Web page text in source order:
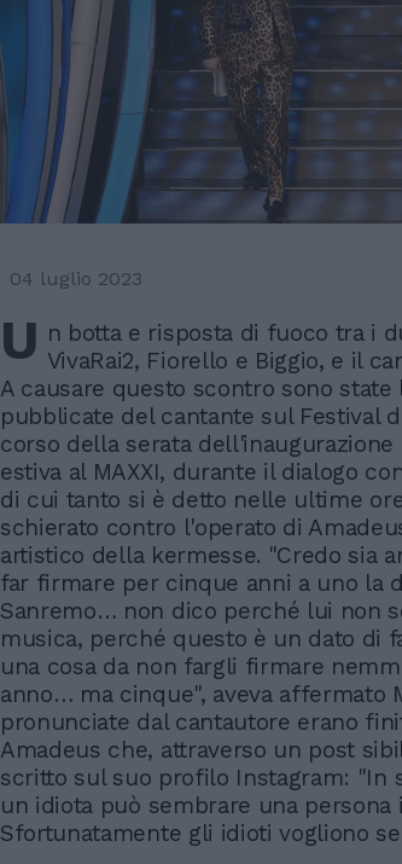
04 luglio 2023
U n botta e risposta di fuoco tra i
VivaRai2, Fiorello e Biggio, e il
A causare questo scontro sono state
pubblicate del cantante sul Festival
corso della serata dell'inaugurazione
estiva al MAXXI, durante il dialogo
di cui tanto si è detto nelle ultime
schierato contro l'operato di
artistico della kermesse. "Credo sia
far firmare per cinque anni a uno la
Sanremo… non dico perché lui non
musica, perché questo è un dato di
una cosa da non fargli firmare
anno… ma cinque", aveva affermato
pronunciate dal cantautore erano
Amadeus che, attraverso un post
scritto sul suo profilo Instagram: "In
un idiota può sembrare una persona
Sfortunatamente gli idioti vogliono
Rudy
Trump,
americana